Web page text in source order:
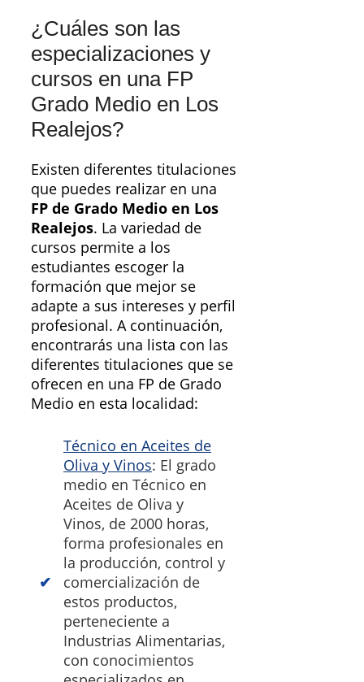
¿Cuáles son las
especializaciones y
cursos en una FP
Grado Medio en Los
Realejos?
Existen diferentes titulaciones
que puedes realizar en una
FP de Grado Medio en Los
Realejos. La variedad de
cursos permite a los
estudiantes escoger la
formación que mejor se
adapte a sus intereses y perfil
profesional. A continuación,
encontrarás una lista con las
diferentes titulaciones que se
ofrecen en una FP de Grado
Medio en esta localidad:
Técnico en Aceites de
Oliva y Vinos: El grado
medio en Técnico en
Aceites de Oliva y
Vinos, de 2000 horas,
forma profesionales en
la producción, control y
comercialización de
estos productos,
perteneciente a
Industrias Alimentarias,
con conocimientos